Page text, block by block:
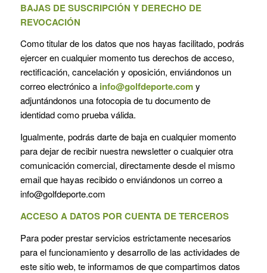
BAJAS DE SUSCRIPCIÓN Y DERECHO DE
REVOCACIÓN
Como titular de los datos que nos hayas facilitado, podrás
ejercer en cualquier momento tus derechos de acceso,
rectificación, cancelación y oposición, enviándonos un
correo electrónico ainfo@golfdeporte.comy
adjuntándonos una fotocopia de tu documento de
identidad como prueba válida.
Igualmente, podrás darte de baja en cualquier momento
para dejar de recibir nuestra newsletter o cualquier otra
comunicación comercial, directamente desde el mismo
email que hayas recibido o enviándonos un correo a
info@golfdeporte.com
ACCESO A DATOS POR CUENTA DE TERCEROS
Para poder prestar servicios estrictamente necesarios
para el funcionamiento y desarrollo de las actividades de
este sitio web, te informamos de que compartimos datos